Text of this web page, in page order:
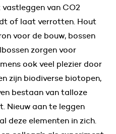
van CO2
of laat verrotten. Hout
voor de bouw, bossen
zorgen voor
ook veel plezier door
zijn biodiverse biotopen,
bestaan van talloze
Nieuw aan te leggen
deze elementen in zich.